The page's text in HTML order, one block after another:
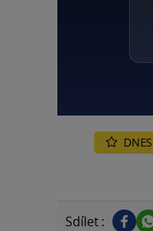
DNES
Sdílet :